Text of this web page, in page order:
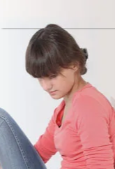
al
contenido